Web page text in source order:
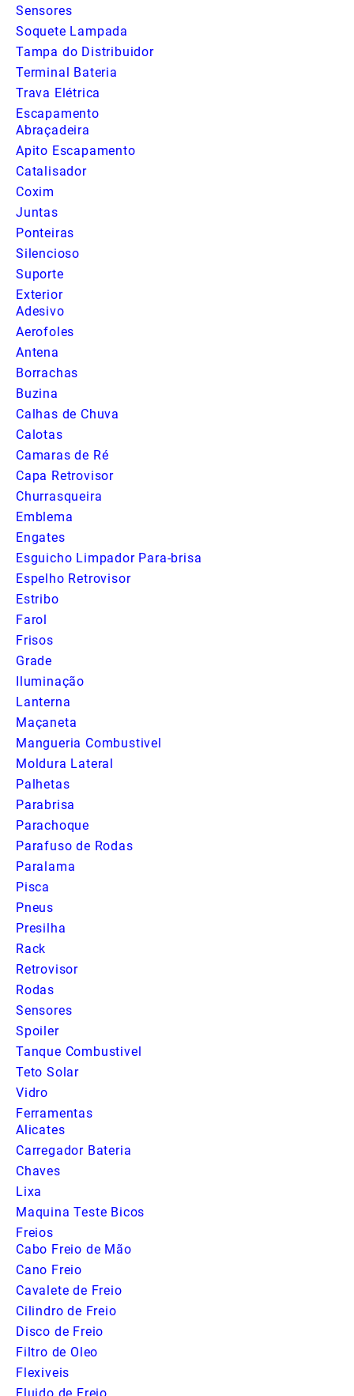
Sensores
Soquete Lampada
Tampa do Distribuidor
Terminal Bateria
Trava Elétrica
Escapamento
Abraçadeira
Apito Escapamento
Catalisador
Coxim
Juntas
Ponteiras
Silencioso
Suporte
Exterior
Adesivo
Aerofoles
Antena
Borrachas
Buzina
Calhas de Chuva
Calotas
Camaras de Ré
Capa Retrovisor
Churrasqueira
Emblema
Engates
Esguicho Limpador Para-brisa
Espelho Retrovisor
Estribo
Farol
Frisos
Grade
Iluminação
Lanterna
Maçaneta
Mangueria Combustivel
Moldura Lateral
Palhetas
Parabrisa
Parachoque
Parafuso de Rodas
Paralama
Pisca
Pneus
Presilha
Rack
Retrovisor
Rodas
Sensores
Spoiler
Tanque Combustivel
Teto Solar
Vidro
Ferramentas
Alicates
Carregador Bateria
Chaves
Lixa
Maquina Teste Bicos
Freios
Cabo Freio de Mão
Cano Freio
Cavalete de Freio
Cilindro de Freio
Disco de Freio
Filtro de Oleo
Flexiveis
Fluido de Freio